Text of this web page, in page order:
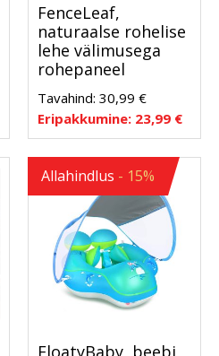
FenceLeaf,
naturaalse rohelise
lehe välimusega
rohepaneel
Tavahind: 30,99 €
Eripakkumine: 23,99 €
Allahindlus - 15%
FloatyBaby, beebi